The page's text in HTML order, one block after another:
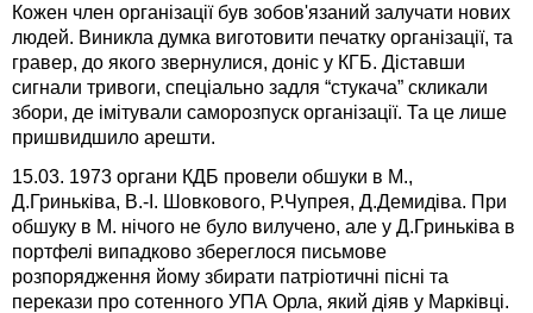
Кожен член організації був зобов'язаний залучати нових
людей. Виникла думка виготовити печатку організації, та
гравер, до якого звернулися, доніс у КГБ. Діставши
сигнали тривоги, спеціально задля “стукача” скликали
збори, де імітували саморозпуск організації. Та це лише
пришвидшило арешти.
15.03. 1973 органи КДБ провели обшуки в М.,
Д.Гриньківа, В.-І. Шовкового, Р.Чупрея, Д.Демидіва. При
обшуку в М. нічого не було вилучено, але у Д.Гриньківа в
портфелі випадково збереглося письмове
розпорядження йому збирати патріотичні пісні та
перекази про сотенного УПА Орла, який діяв у Марківці.